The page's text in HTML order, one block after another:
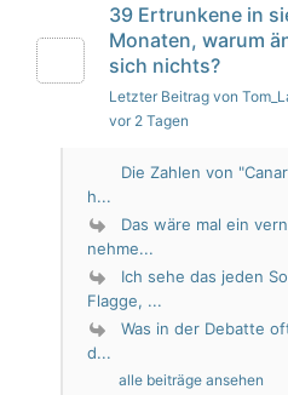
39 Ertrunkene in
Monaten, warum
sich nichts?
Letzter Beitrag von
vor 2 Tagen
Die Zahlen von
h...
Das wäre mal ein
nehme...
Ich sehe das jeden
Flagge, ...
Was in der Debatte
d...
alle beiträge ansehen